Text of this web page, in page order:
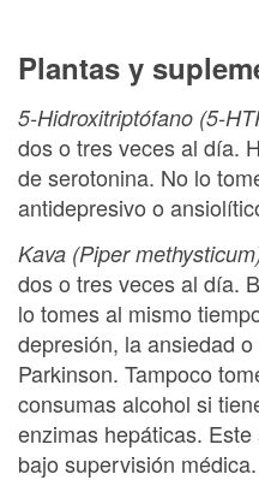
Plantas y
5-Hidroxitriptófano (5-
dos o tres veces al día.
de serotonina. No lo
antidepresivo o
Kava (Piper
dos o tres veces al día.
lo tomes al mismo
depresión, la ansiedad
Parkinson. Tampoco
consumas alcohol si
enzimas hepáticas.
bajo supervisión médica.